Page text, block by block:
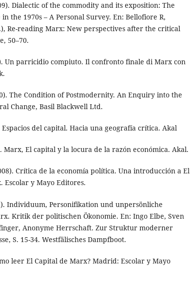
Dialectic of the commodity and its exposition: The
the 1970s – A Personal Survey. En: Bellofiore R,
Re-reading Marx: New perspectives after the critical
50–70.
Un parricidio compiuto. Il confronto finale di Marx con
The Condition of Postmodernity. An Enquiry into the
Change, Basil Blackwell Ltd.
Espacios del capital. Hacia una geografía crítica. Akal
Marx, El capital y la locura de la razón económica. Akal.
Crítica de la economía política. Una introducción a El
Escolar y Mayo Editores.
Individuum, Personifikation und unpersönliche
Kritik der politischen Ökonomie. En: Ingo Elbe, Sven
Anonyme Herrschaft. Zur Struktur moderner
S. 15-34. Westfälisches Dampfboot.
leer El Capital de Marx? Madrid: Escolar y Mayo